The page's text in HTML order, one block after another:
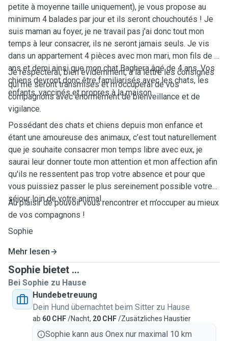
petite à moyenne taille uniquement), je vous propose au
minimum 4 balades par jour et ils seront chouchoutés ! Je
suis maman au foyer, je ne travail pas j'ai donc tout mon
temps à leur consacrer, ils ne seront jamais seuls. Je vis
dans un appartement 4 pièces avec mon mari, mon fils de 2
ans et demi ainsi que mon chat Baghera âgé de 4 ans. Vos
chiens devront donc être familiarisés avec les chats, les
enfants, vaccinés et propres à la maison.
Je respecterai, bien évidemment, à la lettre les consignes
qui me seront transmises et m'occuperai de vos
compagnons avec énormément de bienveillance et de
vigilance.
Possédant des chats et chiens depuis mon enfance et
étant une amoureuse des animaux, c’est tout naturellement
que je souhaite consacrer mon temps libre avec eux, je
saurai leur donner toute mon attention et mon affection afin
qu'ils ne ressentent pas trop votre absence et pour que
vous puissiez passer le plus sereinement possible votre
séjour loin de votre animal.
Au plaisir de pouvoir vous rencontrer et m’occuper au mieux
de vos compagnons !
Sophie
Mehr lesen
Sophie bietet ...
Bei Sophie zu Hause
Hundebetreuung
Dein Hund übernachtet beim Sitter zu Hause
ab 60 CHF/Nacht, 20 CHF/Zusätzliches Haustier
Sophie kann aus Onex nur maximal 10 km